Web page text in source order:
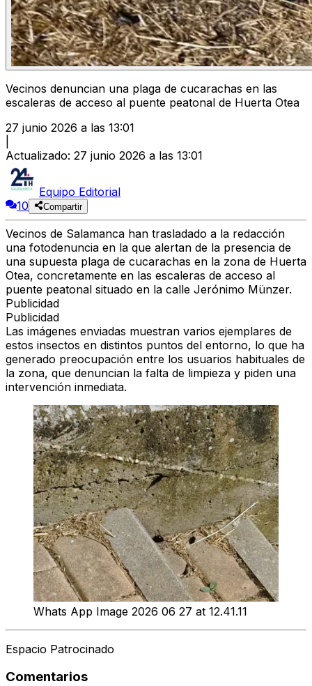
Vecinos denuncian una plaga de cucarachas en las
escaleras de acceso al puente peatonal de Huerta Otea
27 junio 2026 a las 13:01
Actualizado: 27 junio 2026 a las 13:01
Equipo Editorial
10
Compartir
Vecinos de Salamanca han trasladado a la redacción
una fotodenuncia en la que alertan de la presencia de
una supuesta plaga de cucarachas en la zona de Huerta
Otea, concretamente en las escaleras de acceso al
puente peatonal situado en la calle Jerónimo Münzer.
Publicidad
Publicidad
Las imágenes enviadas muestran varios ejemplares de
estos insectos en distintos puntos del entorno, lo que ha
generado preocupación entre los usuarios habituales de
la zona, que denuncian la falta de limpieza y piden una
intervención inmediata.
Whats App Image 2026 06 27 at 12.41.11
Espacio Patrocinado
Comentarios